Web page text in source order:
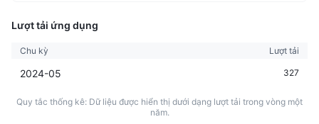
Lượt tải ứng dụng
Chu kỳ Lượt tải
2024-05 327
Quy tắc thống kê: Dữ liệu được hiển thị dưới dạng lượt tải trong vòng một
năm.